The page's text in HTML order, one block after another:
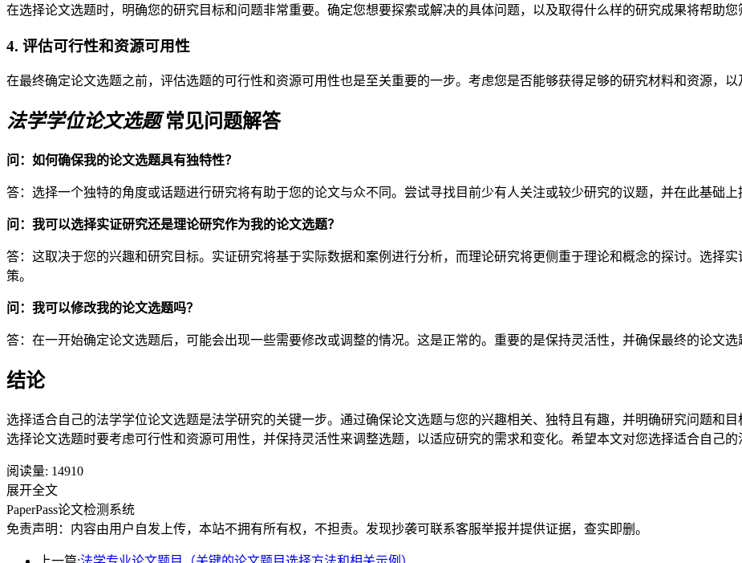
在选择论文选题时，明确您的研究目标和问题非常重要。确定您想要探索或解决的具体问题，以及取得什么样的研究成果将帮助您
4. 评估可行性和资源可用性
在最终确定论文选题之前，评估选题的可行性和资源可用性也是至关重要的一步。考虑您是否能够获得足够的研究材料和资源，以
法学学位论文选题常见问题解答
问：如何确保我的论文选题具有独特性？
答：选择一个独特的角度或话题进行研究将有助于您的论文与众不同。尝试寻找目前少有人关注或较少研究的议题，并在此基础上
问：我可以选择实证研究还是理论研究作为我的论文选题？
答：这取决于您的兴趣和研究目标。实证研究将基于实际数据和案例进行分析，而理论研究将更侧重于理论和概念的探讨。选择
策。
问：我可以修改我的论文选题吗？
答：在一开始确定论文选题后，可能会出现一些需要修改或调整的情况。这是正常的。重要的是保持灵活性，并确保最终的论文选
结论
选择适合自己的法学学位论文选题是法学研究的关键一步。通过确保论文选题与您的兴趣相关、独特且有趣，并明确研究问题和
选择论文选题时要考虑可行性和资源可用性，并保持灵活性来调整选题，以适应研究的需求和变化。希望本文对您选择适合自己的
阅读量: 14910
展开全文
PaperPass论文检测系统
免责声明：内容由用户自发上传，本站不拥有所有权，不担责。发现抄袭可联系客服举报并提供证据，查实即删。